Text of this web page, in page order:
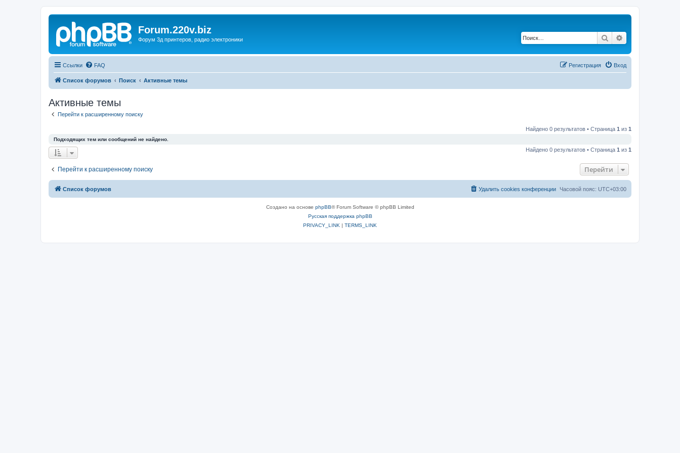
Forum.220v.biz
Форум 3д принтеров, радио электроники Поиск
Ссылки FAQ Вход
Регистрация
Список форумов Поиск Активные темы
Активные темы
Перейти к расширенному поиску
Найдено 0 результатов • Страница 1 из 1
Подходящих тем или сообщений не найдено.
Найдено 0 результатов • Страница 1 из 1
Перейти к расширенному поиску Перейти
Список форумов Часовой пояс: UTC+03:00
Удалить cookies конференции
Создано на основе phpBB® Forum Software © phpBB Limited
Русская поддержка phpBB
PRIVACY_LINK | TERMS_LINK